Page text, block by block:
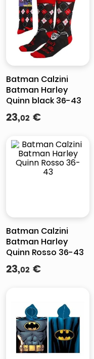
lucidatrice pavimenti
pattumiera
asciuga capelli
Batman Calzini
Batman Harley
Quinn black 36-43
23,02 €
Batman Calzini
Batman Harley
Quinn Rosso 36-43
23,02 €